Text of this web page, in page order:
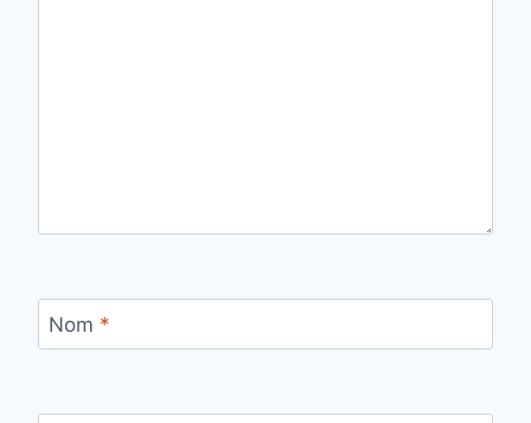
Nom *